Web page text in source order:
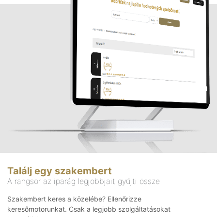
Találj egy szakembert
A rangsor az iparág legjobbjait gyűjti össze
Szakembert keres a közelébe? Ellenőrizze
keresőmotorunkat. Csak a legjobb szolgáltatásokat